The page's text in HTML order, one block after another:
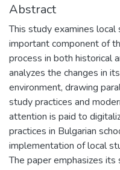
Abstract
This study examines local
important component of
process in both historical
analyzes the changes in
environment, drawing
study practices and
attention is paid to
practices in Bulgarian
implementation of local
The paper emphasizes